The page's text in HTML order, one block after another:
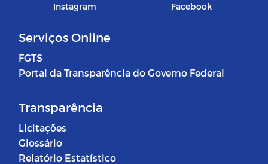
Instagram Facebook
Serviços Online
FGTS
Portal da Transparência do Governo Federal
Transparência
Licitações
Glossário
Relatório Estatístico